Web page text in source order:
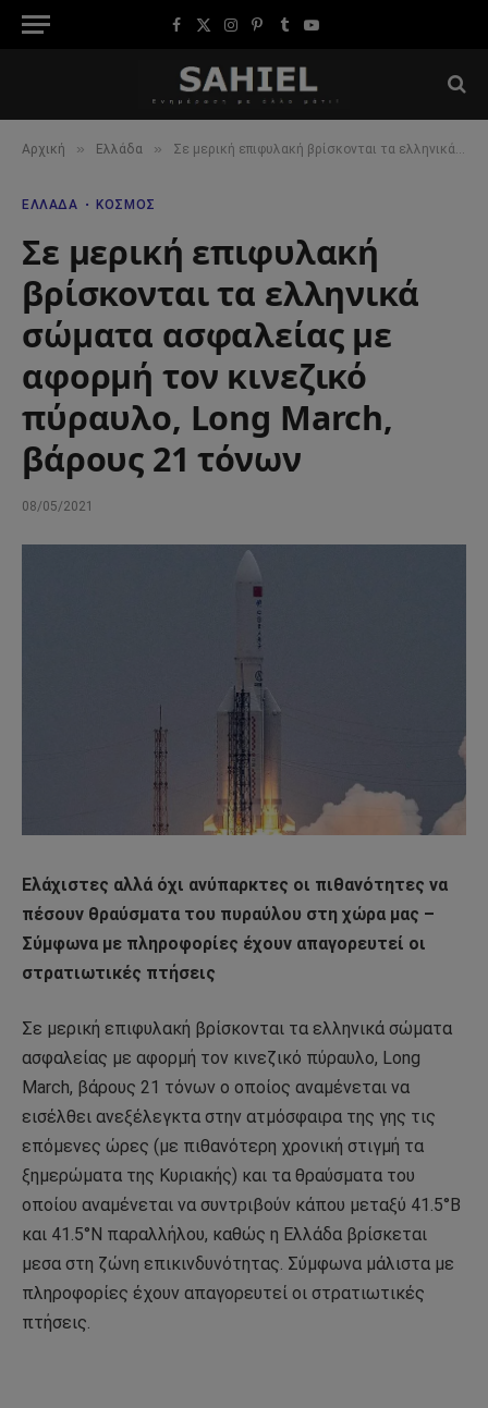
Facebook
X
Instagram
Pinterest
TumblrYouTube
Αρχική » Ελλάδα » Σε μερική επιφυλακή βρίσκονται τα ελληνικά σώματα ασφαλείας με αφορμή τον κινεζικό πύραυλο, Long March, βάρους 21 τόνων
ΕΛΛΆΔΑ ΚΌΣΜΟΣ
Σε μερική επιφυλακή
βρίσκονται τα ελληνικά
σώματα ασφαλείας με
αφορμή τον κινεζικό
πύραυλο, Long March,
βάρους 21 τόνων
08/05/2021
Ελάχιστες αλλά όχι ανύπαρκτες οι πιθανότητες να
πέσουν θραύσματα του πυραύλου στη χώρα μας –
Σύμφωνα με πληροφορίες έχουν απαγορευτεί οι
στρατιωτικές πτήσεις
Σε μερική επιφυλακή βρίσκονται τα ελληνικά σώματα
ασφαλείας με αφορμή τον κινεζικό πύραυλο, Long
March, βάρους 21 τόνων ο οποίος αναμένεται να
εισέλθει ανεξέλεγκτα στην ατμόσφαιρα της γης τις
επόμενες ώρες (με πιθανότερη χρονική στιγμή τα
ξημερώματα της Κυριακής) και τα θραύσματα του
οποίου αναμένεται να συντριβούν κάπου μεταξύ 41.5°Β
και 41.5°Ν παραλλήλου, καθώς η Ελλάδα βρίσκεται
μεσα στη ζώνη επικινδυνότητας. Σύμφωνα μάλιστα με
πληροφορίες έχουν απαγορευτεί οι στρατιωτικές
πτήσεις.